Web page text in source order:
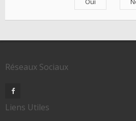
Réseaux Sociaux
Liens Utiles